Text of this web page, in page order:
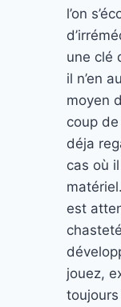
l’on
une clé
il n’en
moyen
coup de
déja
cas où
est
jouez,
toujours